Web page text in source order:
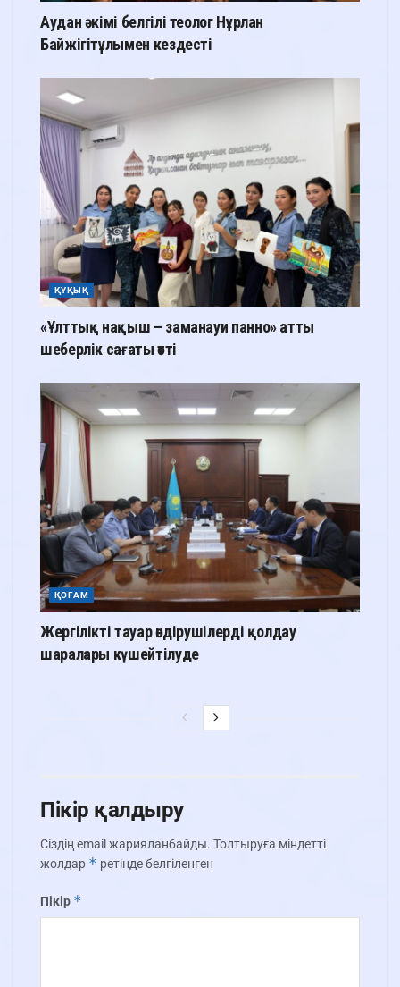
Аудан әкімі белгілі теолог Нұрлан
Байжігітұлымен кездесті
ҚҰҚЫҚ
«Ұлттық нақыш – заманауи панно» атты
шеберлік сағаты өтті
ҚОҒАМ
Жергілікті тауар өндірушілерді қолдау
шаралары күшейтілуде
Пікір қалдыру
Сіздің email жарияланбайды. Толтыруға міндетті
жолдар * ретінде белгіленген
Пікір *